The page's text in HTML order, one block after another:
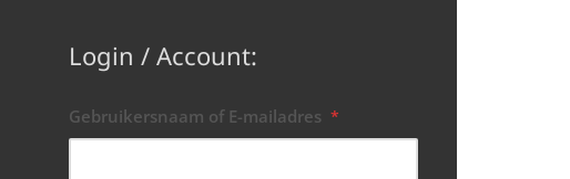
Login / Account:
Gebruikersnaam of E-mailadres *